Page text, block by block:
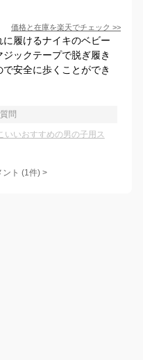
価格と在庫を楽天でチェック >>
履けるナイキのベビー
ックテープで脱ぎ履き
安全に歩くことができ
問
いいおすすめの男の子用ス
ト (1件) >